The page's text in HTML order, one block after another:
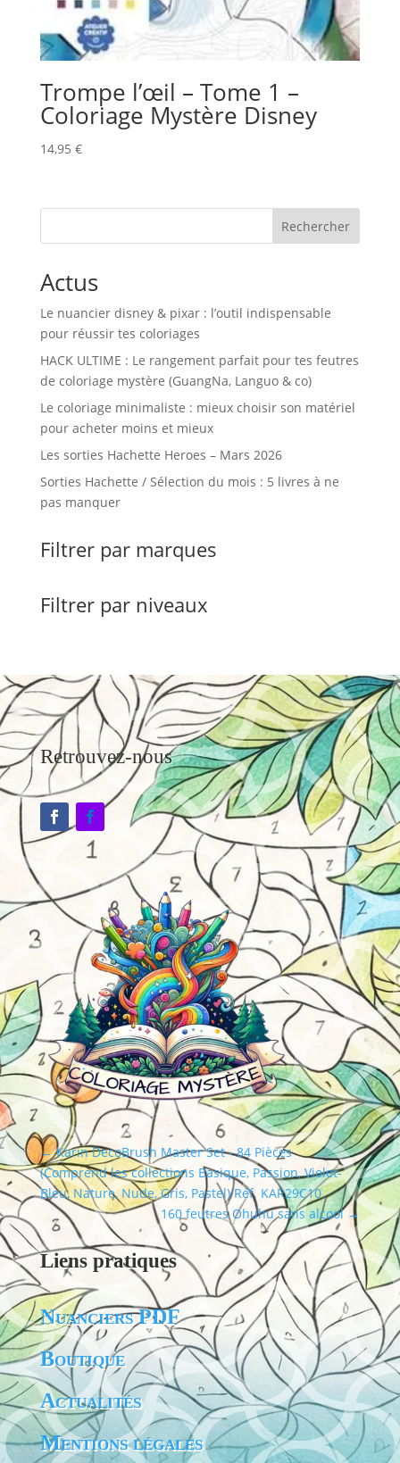
Trompe l’œil – Tome 1 –
Coloriage Mystère Disney
14,95 €
Rechercher
Actus
Le nuancier disney & pixar : l’outil indispensable
pour réussir tes coloriages
HACK ULTIME : Le rangement parfait pour tes feutres
de coloriage mystère (GuangNa, Languo & co)
Le coloriage minimaliste : mieux choisir son matériel
pour acheter moins et mieux
Les sorties Hachette Heroes – Mars 2026
Sorties Hachette / Sélection du mois : 5 livres à ne
pas manquer
Filtrer par marques
Filtrer par niveaux
Retrouvez-nous
←Karin DecoBrush Master Set - 84 Pièces
(Comprend les collections Basique, Passion, Violet-
Bleu, Nature, Nude, Gris, Pastel) Réf. KAR29C10
160 feutres Ohuhu sans alcool→
Liens pratiques
Nuanciers PDF
Boutique
Actualités
Mentions légales